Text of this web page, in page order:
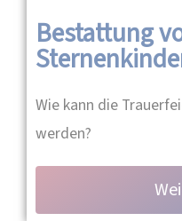
Bestattung
Wie kann die
werden?